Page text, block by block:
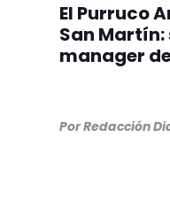
El Purruco
San Martín:
manager
PorRedacción